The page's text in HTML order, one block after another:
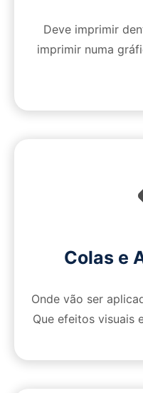
Deve imprimir
imprimir numa
Colas e
Onde vão ser
Que efeitos visuais